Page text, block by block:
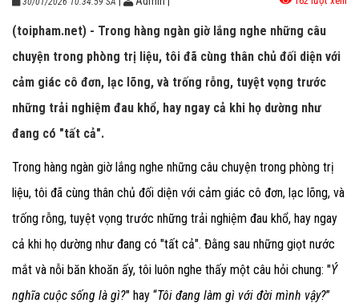
(toipham.net) - Trong hàng ngàn giờ lắng nghe những câu
chuyện trong phòng trị liệu, tôi đã cùng thân chủ đối diện với
cảm giác cô đơn, lạc lõng, và trống rỗng, tuyệt vọng trước
những trải nghiệm đau khổ, hay ngay cả khi họ dường như
đang có "tất cả".
Trong hàng ngàn giờ lắng nghe những câu chuyện trong phòng trị
liệu, tôi đã cùng thân chủ đối diện với cảm giác cô đơn, lạc lõng, và
trống rỗng, tuyệt vọng trước những trải nghiệm đau khổ, hay ngay
cả khi họ dường như đang có "tất cả". Đằng sau những giọt nước
mắt và nỗi băn khoăn ấy, tôi luôn nghe thấy một câu hỏi chung: "Ý
nghĩa cuộc sống là gì?" hay “Tôi đang làm gì với đời mình vậy?”